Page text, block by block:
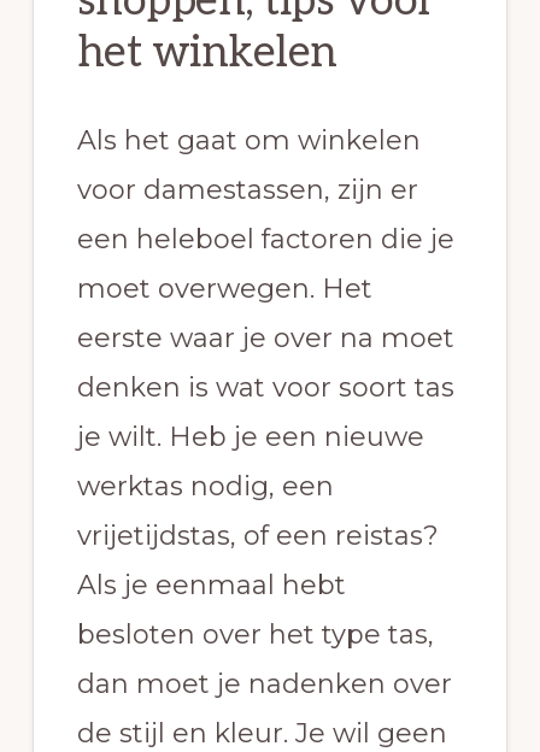
het winkelen
Als het gaat om winkelen
voor damestassen, zijn er
een heleboel factoren die je
moet overwegen. Het
eerste waar je over na moet
denken is wat voor soort tas
je wilt. Heb je een nieuwe
werktas nodig, een
vrijetijdstas, of een reistas?
Als je eenmaal hebt
besloten over het type tas,
dan moet je nadenken over
de stijl en kleur. Je wil geen